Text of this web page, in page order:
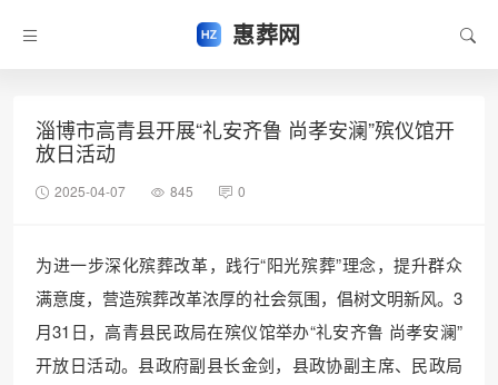
惠葬网
淄博市高青县开展“礼安齐鲁 尚孝安澜”殡仪馆开
放日活动
2025-04-07 845 0
为进一步深化殡葬改革，践行“阳光殡葬”理念，提升群众
满意度，营造殡葬改革浓厚的社会氛围，倡树文明新风。3
月31日，高青县民政局在殡仪馆举办“礼安齐鲁 尚孝安澜”
开放日活动。县政府副县长金剑，县政协副主席、民政局